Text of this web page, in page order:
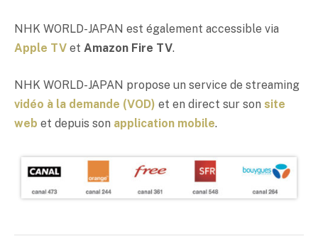
NHK WORLD-JAPAN est également accessible via
Apple TV et Amazon Fire TV.
NHK WORLD-JAPAN propose un service de streaming
vidéo à la demande (VOD) et en direct sur son site
web et depuis son application mobile.